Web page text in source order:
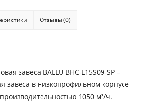
Отзывы (0)
завеса BALLU BHC-L15S09-SP –
завеса в низкопрофильном корпусе
1050 м³/ч.